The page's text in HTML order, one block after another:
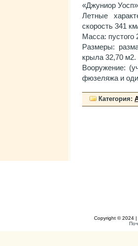
«Джуниор
Летные
скорость 341
Масса: пустого
Размеры:
крыла 32,70 м2.
Вооружение:
фюзеляжа и
Категория:
Copyright © 2024 |